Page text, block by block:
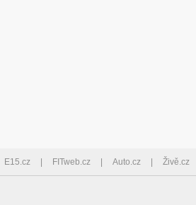
E15.cz FITweb.cz Auto.cz Živě.cz